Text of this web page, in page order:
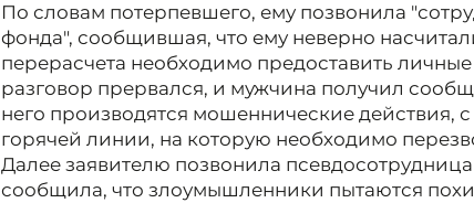
По словам потерпевшего, ему позвонила
фонда", сообщившая, что ему неверно
перерасчета необходимо предоставить
разговор прервался, и мужчина получил
него производятся мошеннические действия,
горячей линии, на которую необходимо
Далее заявителю позвонила псевдосотрудница
сообщила, что злоумышленники пытаются